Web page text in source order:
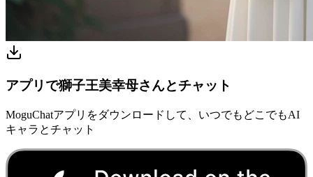
アプリで獅子王美幸母さんとチャット
MoguChatアプリをダウンロードして、いつでもどこでもAI
キャラとチャット